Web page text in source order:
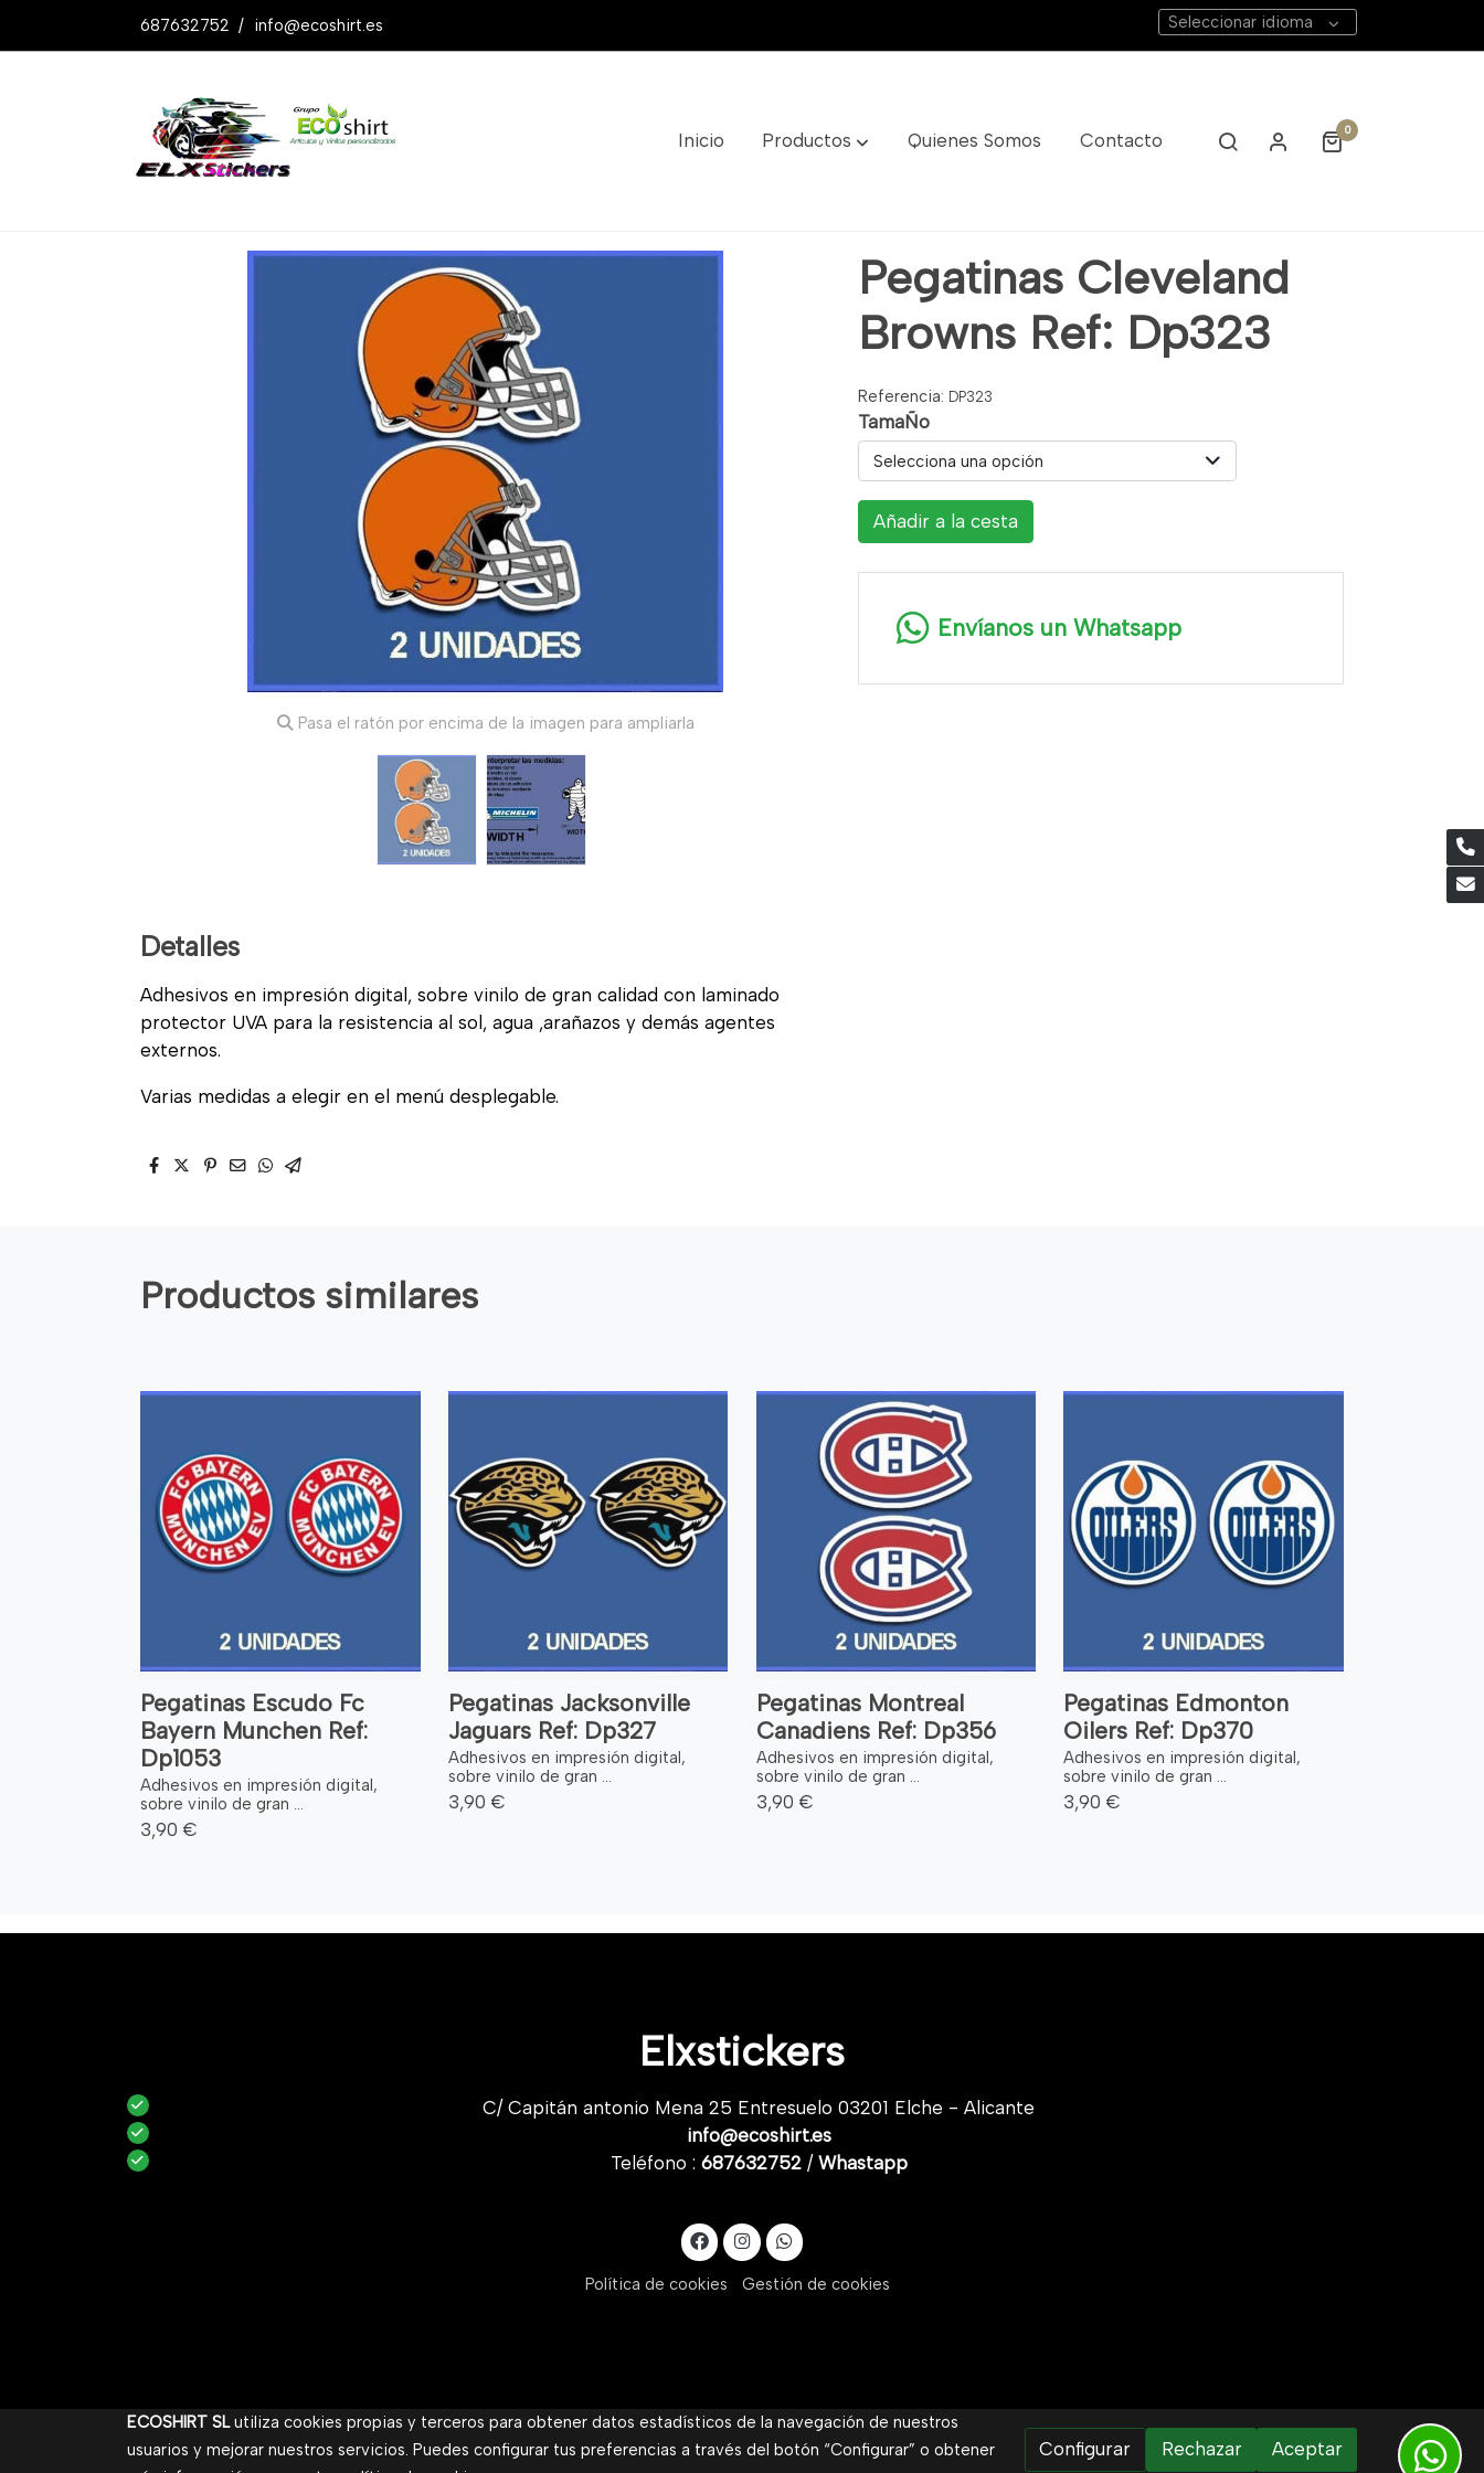
687632752 / info@ecoshirt.es Seleccionar idioma
Inicio Productos Quienes Somos Contacto 0
Productos Pegatinas Cleveland Browns Ref: Dp323
Pasa el ratón por encima de la imagen para ampliarla
Detalles
Adhesivos en impresión digital, sobre vinilo de gran calidad con laminado
protector UVA para la resistencia al sol, agua ,arañazos y demás agentes
externos.
Varias medidas a elegir en el menú desplegable.
Pegatinas Cleveland
Browns Ref: Dp323
Referencia: DP323
TamaÑo
Selecciona una opción
Añadir a la cesta
Envíanos un Whatsapp
Productos similares
Pegatinas Escudo Fc
Bayern Munchen Ref:
Dp1053
Adhesivos en impresión digital,
sobre vinilo de gran ...
3,90 €
Pegatinas Jacksonville
Jaguars Ref: Dp327
Adhesivos en impresión digital,
sobre vinilo de gran ...
3,90 €
Pegatinas Montreal
Canadiens Ref: Dp356
Adhesivos en impresión digital,
sobre vinilo de gran ...
3,90 €
Pegatinas Edmonton
Oilers Ref: Dp370
Adhesivos en impresión digital,
sobre vinilo de gran ...
3,90 €
Elxstickers
C/ Capitán antonio Mena 25 Entresuelo 03201 Elche - Alicante
info@ecoshirt.es
Teléfono : 687632752/ Whastapp
Política de cookies Gestión de cookies
ECOSHIRT SLutiliza cookies propias y terceros para obtener datos estadísticos de la navegación de nuestros
usuarios y mejorar nuestros servicios. Puedes configurar tus preferencias a través del botón “Configurar” o obtener
Configurar Rechazar Aceptar